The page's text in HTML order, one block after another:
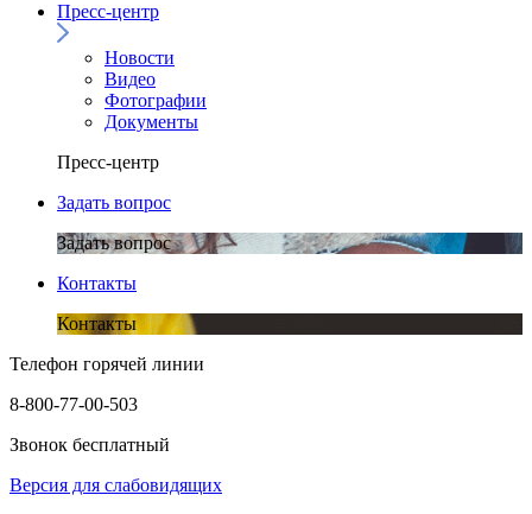
Пресс-центр
Новости
Видео
Фотографии
Документы
Пресс-центр
Задать вопрос
Задать вопрос
Контакты
Контакты
Телефон горячей линии
8-800-77-00-503
Звонок бесплатный
Версия для слабовидящих